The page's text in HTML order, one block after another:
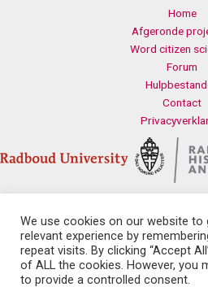
Home
Afgeronde
Word citizen
Forum
Contact
Contact
Radboud
6525 HT
We use cookies on our website to
relevant experience by
repeat visits. By clicking “Accept
of ALL the cookies. However, you
to provide a controlled consent.